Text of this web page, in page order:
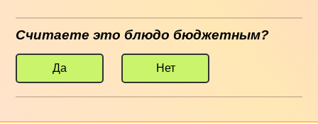
Считаете это блюдо бюджетным?
Да Нет